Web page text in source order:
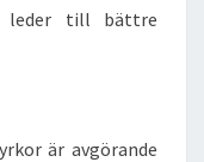
leder till bättre
är avgörande